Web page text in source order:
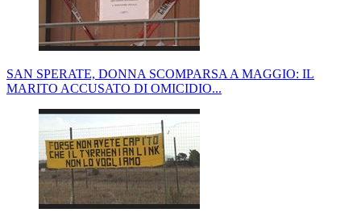
SAN SPERATE, DONNA SCOMPARSA A MAGGIO: IL
MARITO ACCUSATO DI OMICIDIO...